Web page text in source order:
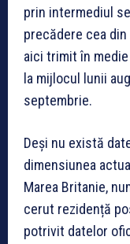
prin intermediul
precădere cea
aici trimit în
la mijlocul lunii
septembrie.
Deși nu există
dimensiunea
Marea Britanie,
cerut rezidență
potrivit datelor